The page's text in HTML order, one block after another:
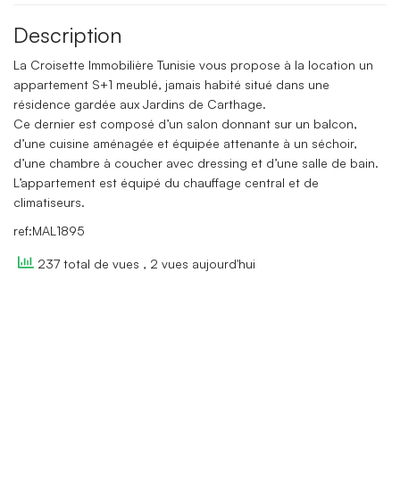
Description
La Croisette Immobilière Tunisie vous propose à la location un
appartement S+1 meublé, jamais habité situé dans une
résidence gardée aux Jardins de Carthage.
Ce dernier est composé d’un salon donnant sur un balcon,
d’une cuisine aménagée et équipée attenante à un séchoir,
d’une chambre à coucher avec dressing et d’une salle de bain.
L’appartement est équipé du chauffage central et de
climatiseurs.
ref:MAL1895
237 total de vues , 2 vues aujourd'hui